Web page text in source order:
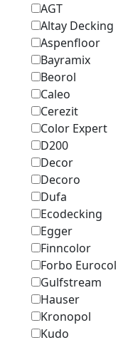
AGT
Altay Decking
Aspenfloor
Bayramix
Beorol
Caleo
Cerezit
Color Expert
D200
Decor
Decoro
Dufa
Ecodecking
Egger
Finncolor
Forbo Eurocol
Gulfstream
Hauser
Kronopol
Kudo